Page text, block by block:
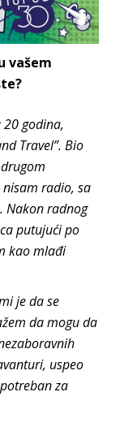
vašem
godina,
Travel”. Bio
radio, sa
Nakon radnog
putujući po
kao mlađi
je da se
da mogu da
uspeo
za